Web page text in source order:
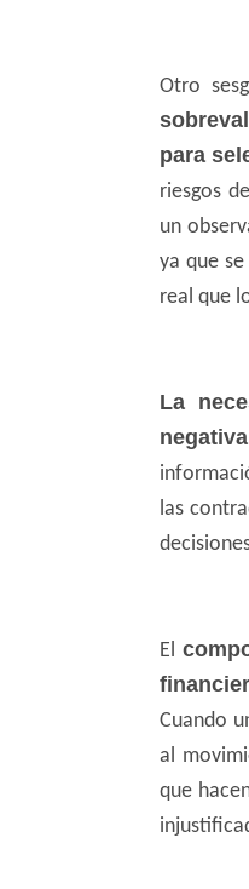
Otro
para
riesgos
un
ya que
real que
La
negativa
las
El
Cuando
al
que